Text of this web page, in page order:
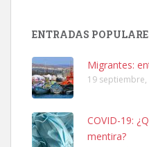
Leales.org » Gran Canaria
ENTRADAS
Migrantes:
19 septiembre,
COVID-19:
mentira?